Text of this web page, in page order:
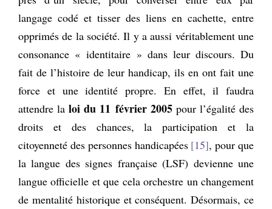
langage codé et tisser des liens en cachette, entre
opprimés de la société. Il y a aussi véritablement une
consonance « identitaire » dans leur discours. Du
fait de l’histoire de leur handicap, ils en ont fait une
force et une identité propre. En effet, il faudra
attendre la loi du 11 février 2005pour l’égalité des
droits et des chances, la participation et la
citoyenneté des personnes handicapées 15 , pour que
la langue des signes française (LSF) devienne une
langue officielle et que cela orchestre un changement
de mentalité historique et conséquent. Désormais, ce